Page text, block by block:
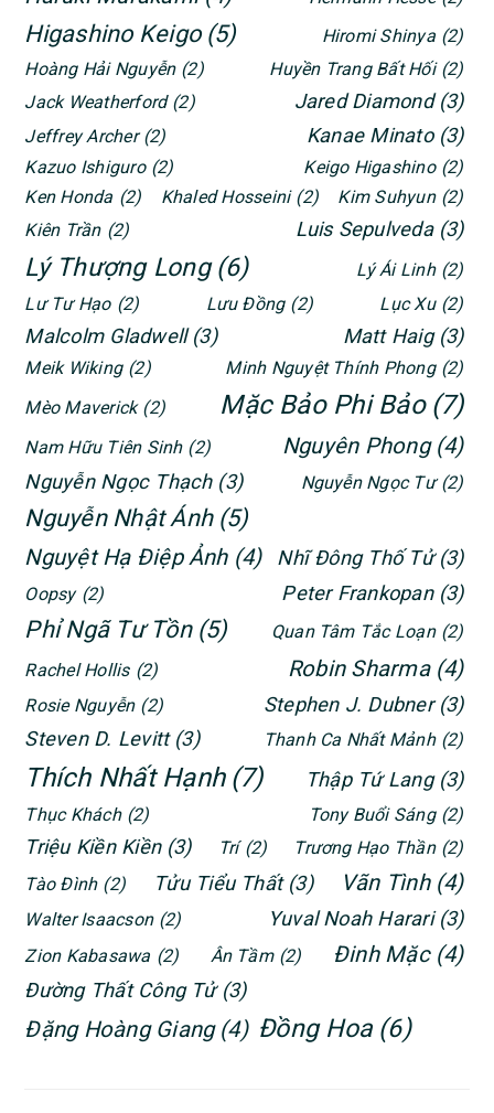
Higashino Keigo (5) Hiromi Shinya (2)
Hoàng Hải Nguyễn (2) Huyền Trang Bất Hối (2)
Jack Weatherford (2) Jared Diamond (3)
Jeffrey Archer (2) Kanae Minato (3)
Kazuo Ishiguro (2) Keigo Higashino (2)
Ken Honda (2) Khaled Hosseini (2) Kim Suhyun (2)
Kiên Trần (2) Luis Sepulveda (3)
Lý Thượng Long (6) Lý Ái Linh (2)
Lư Tư Hạo (2) Lưu Đồng (2) Lục Xu (2)
Malcolm Gladwell (3) Matt Haig (3)
Meik Wiking (2) Minh Nguyệt Thính Phong (2)
Mèo Maverick (2) Mặc Bảo Phi Bảo (7)
Nam Hữu Tiên Sinh (2) Nguyên Phong (4)
Nguyễn Ngọc Thạch (3) Nguyễn Ngọc Tư (2)
Nguyễn Nhật Ánh (5)
Nguyệt Hạ Điệp Ảnh (4) Nhĩ Đông Thố Tử (3)
Oopsy (2) Peter Frankopan (3)
Phỉ Ngã Tư Tồn (5) Quan Tâm Tắc Loạn (2)
Rachel Hollis (2) Robin Sharma (4)
Rosie Nguyễn (2) Stephen J. Dubner (3)
Steven D. Levitt (3) Thanh Ca Nhất Mảnh (2)
Thích Nhất Hạnh (7) Thập Tứ Lang (3)
Thục Khách (2) Tony Buổi Sáng (2)
Triệu Kiền Kiền (3) Trí (2) Trương Hạo Thần (2)
Tào Đình (2) Tửu Tiểu Thất (3) Vãn Tình (4)
Walter Isaacson (2) Yuval Noah Harari (3)
Zion Kabasawa (2) Ân Tầm (2) Đinh Mặc (4)
Đường Thất Công Tử (3)
Đặng Hoàng Giang (4) Đồng Hoa (6)